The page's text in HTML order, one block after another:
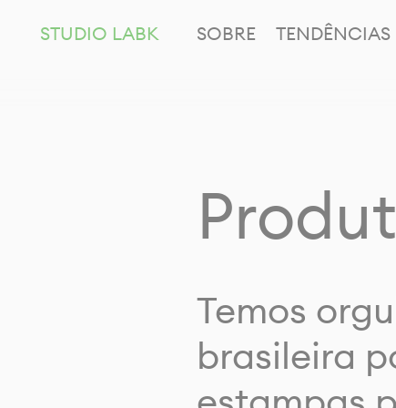
STUDIO LABK SOBRE TENDÊNCIAS
Temos
brasileira